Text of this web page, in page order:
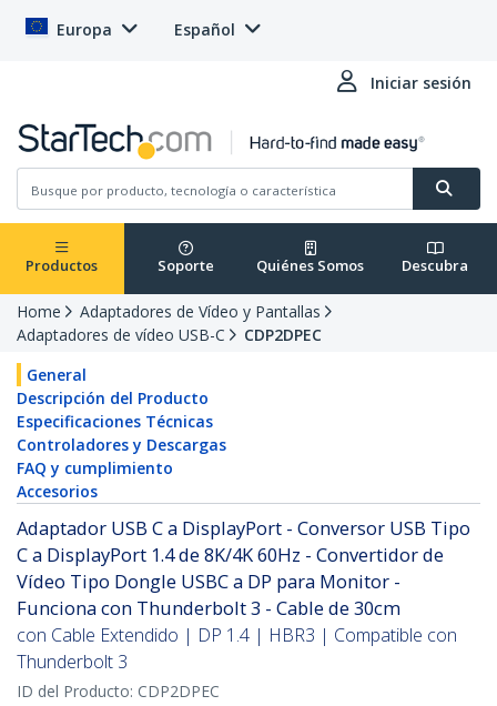
Europa Español
Iniciar sesión
Productos Soporte Quiénes Somos Descubra
Home
Adaptadores de Vídeo y Pantallas
Adaptadores de vídeo USB-C
CDP2DPEC
General
Descripción del Producto
Especificaciones Técnicas
Controladores y Descargas
FAQ y cumplimiento
Accesorios
Adaptador USB C a DisplayPort - Conversor USB Tipo
C a DisplayPort 1.4 de 8K/4K 60Hz - Convertidor de
Vídeo Tipo Dongle USBC a DP para Monitor -
Funciona con Thunderbolt 3 - Cable de 30cm
con Cable Extendido | DP 1.4 | HBR3 | Compatible con
Thunderbolt 3
ID del Producto: CDP2DPEC